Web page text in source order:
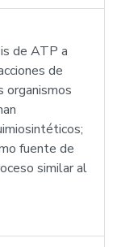
de ATP a
de
organismos
fuente de
similar al